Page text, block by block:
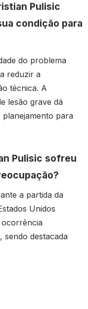
Pulisic
condição para
do problema
reduzir a
técnica. A
lesão grave dá
para
Pulisic sofreu
a partida da
Unidos
destacada